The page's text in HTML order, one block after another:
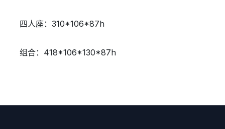
四人座：310*106*87h
组合：418*106*130*87h